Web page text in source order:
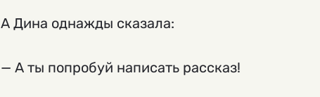
А Дина однажды сказала:
— А ты попробуй написать рассказ!